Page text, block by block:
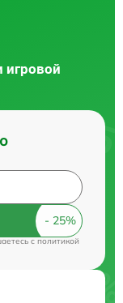
игровой
c политикой